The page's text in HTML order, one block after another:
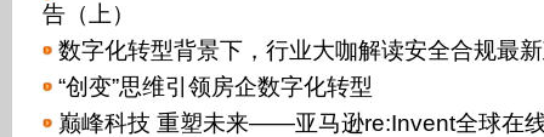
告（上）
数字化转型背景下，行业大咖解读安全合规最
“创变”思维引领房企数字化转型
巅峰科技 重塑未来——亚马逊re:Invent全球在